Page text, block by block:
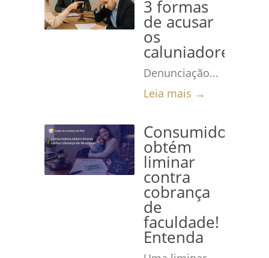
3 formas
de acusar
os
caluniadores
Denunciação...
Leia mais →
Consumidora
obtém
liminar
contra
cobrança
de
faculdade!
Entenda